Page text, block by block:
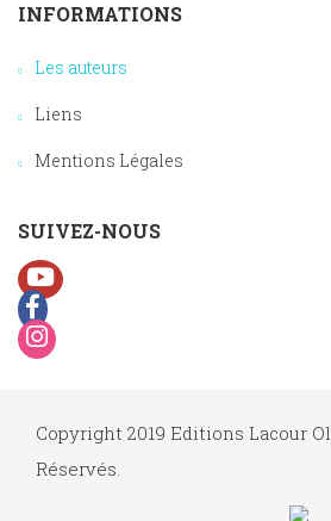
INFORMATIONS
Les auteurs
Liens
Mentions Légales
SUIVEZ-NOUS
Copyright 2019 Editions Lacour
Réservés.